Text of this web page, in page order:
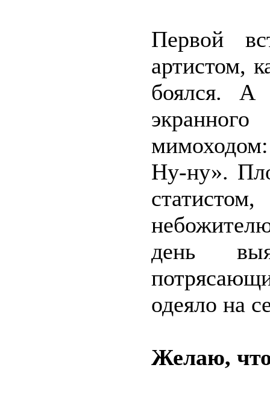
Первой
артистом,
боялся. А
Ну-ну».
день
одеяло на
Желаю,